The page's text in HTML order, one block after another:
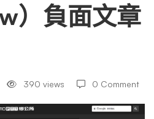
）
）負面文章
390 views 0 Comment